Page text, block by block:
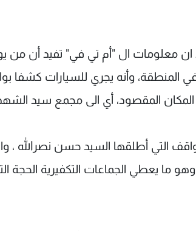
اذ ان معلومات ال "أم تي في" تفيد أن من
المنطقة، وأنه يجري للسيارات كشفا
المقصود، أي الى مجمع سيد
التي أطلقها السيد حسن نصرالله ،
ما يعطي الجماعات التكفيرية الحجة